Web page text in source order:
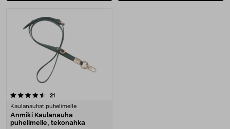
21
Kaulanauhat puhelimelle
Anmiki Kaulanauha
puhelimelle, tekonahka